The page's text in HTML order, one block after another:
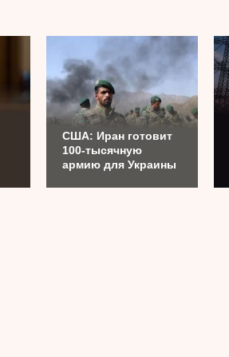
США: Иран готовит
100-тысячную
армию для Украины